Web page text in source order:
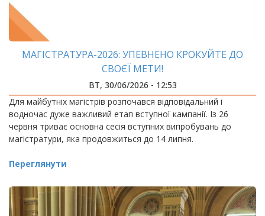
МАГІСТРАТУРА-2026: УПЕВНЕНО КРОКУЙТЕ ДО
СВОЄЇ МЕТИ!
ВТ, 30/06/2026 - 12:53
Для майбутніх магістрів розпочався відповідальний і
водночас дуже важливий етап вступної кампанії. Із 26
червня триває основна сесія вступних випробувань до
магістратури, яка продовжиться до 14 липня.
Переглянути